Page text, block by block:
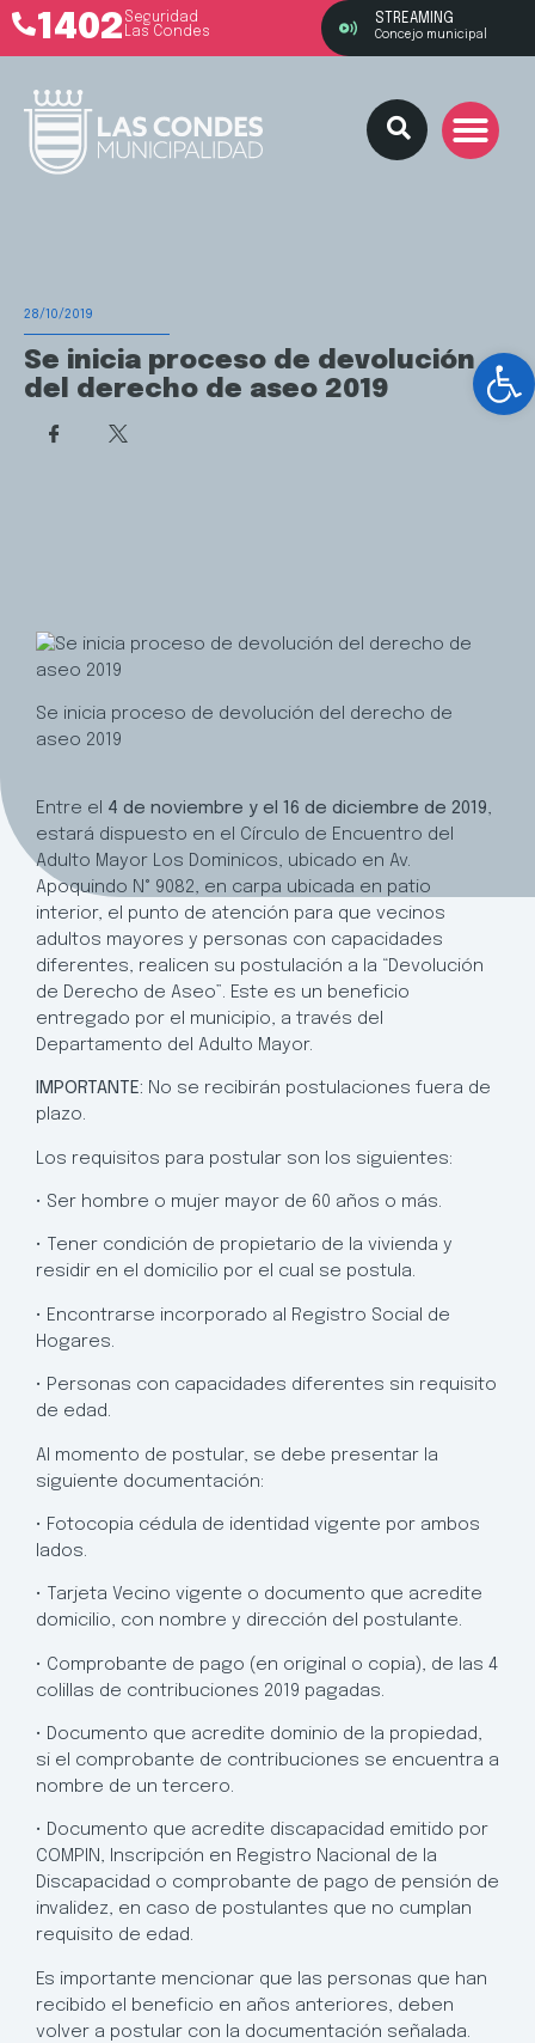
1402 Seguridad
Las Condes
STREAMING
Concejo municipal
28/10/2019
Se inicia proceso de devolución
del derecho de aseo 2019
Se inicia proceso de devolución del derecho de
aseo 2019
Entre el 4 de noviembre y el 16 de diciembre de 2019,
estará dispuesto en el Círculo de Encuentro del
Adulto Mayor Los Dominicos, ubicado en Av.
Apoquindo N° 9082, en carpa ubicada en patio
interior, el punto de atención para que vecinos
adultos mayores y personas con capacidades
diferentes, realicen su postulación a la “Devolución
de Derecho de Aseo”. Este es un beneficio
entregado por el municipio, a través del
Departamento del Adulto Mayor.
IMPORTANTE: No se recibirán postulaciones fuera de
plazo.
Los requisitos para postular son los siguientes:
• Ser hombre o mujer mayor de 60 años o más.
• Tener condición de propietario de la vivienda y
residir en el domicilio por el cual se postula.
• Encontrarse incorporado al Registro Social de
Hogares.
• Personas con capacidades diferentes sin requisito
de edad.
Al momento de postular, se debe presentar la
siguiente documentación:
• Fotocopia cédula de identidad vigente por ambos
lados.
• Tarjeta Vecino vigente o documento que acredite
domicilio, con nombre y dirección del postulante.
• Comprobante de pago (en original o copia), de las 4
colillas de contribuciones 2019 pagadas.
• Documento que acredite dominio de la propiedad,
si el comprobante de contribuciones se encuentra a
nombre de un tercero.
• Documento que acredite discapacidad emitido por
COMPIN, Inscripción en Registro Nacional de la
Discapacidad o comprobante de pago de pensión de
invalidez, en caso de postulantes que no cumplan
requisito de edad.
Es importante mencionar que las personas que han
recibido el beneficio en años anteriores, deben
volver a postular con la documentación señalada.